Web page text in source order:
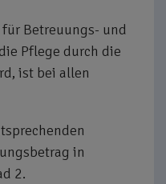
Betreuungs- und
Pflege durch die
ist bei allen
in
2.